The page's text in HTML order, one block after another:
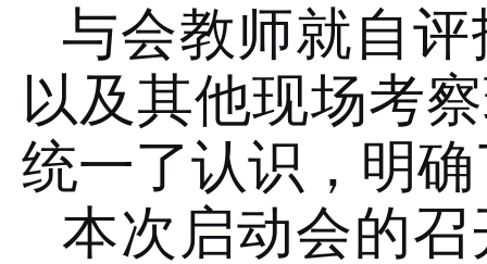
与会教师就自
以及其他现场考
统一了认识，明
本次启动会的